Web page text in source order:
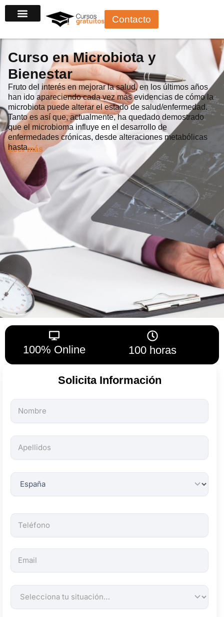
al
Contacto
Curso en Microbiota y
Bienestar
Fruto del interés en mejorar la salud, en los últimos años
han ido apareciendo cada vez más evidencias de cómo la
microbiota puede alterar el estado de salud/enfermedad.
Tanto es así que, actualmente, ha quedado demostrado
que el microbioma influye en el desarrollo de
enfermedades crónicas, desde alteraciones metabólicas
hasta…
Leer más
100% Online 100 horas
Solicita Información
Todos
los
son
obligatorios.